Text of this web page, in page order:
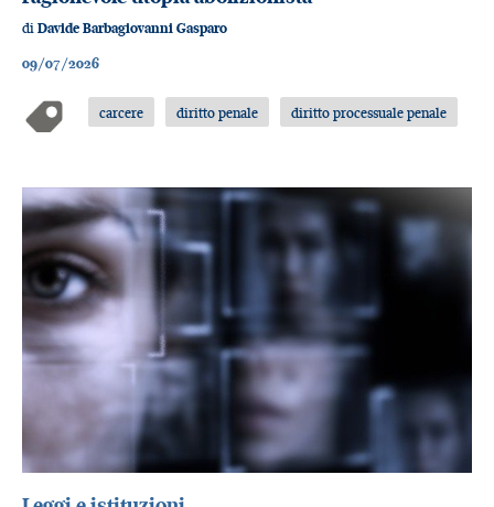
di Davide Barbagiovanni Gasparo
09/07/2026
carcere diritto penale diritto processuale penale